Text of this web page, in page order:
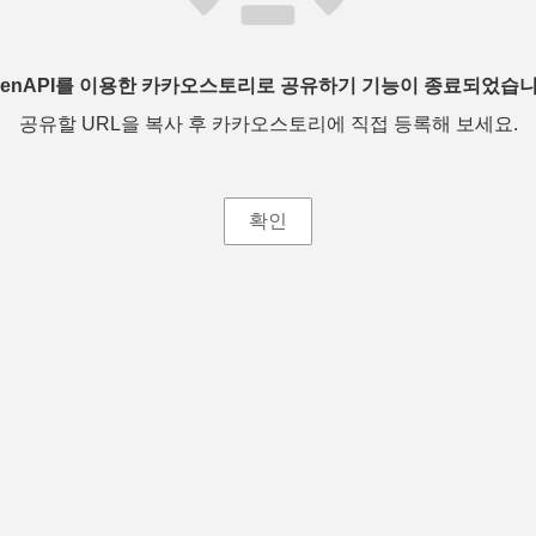
를 이용한 카카오스토리로 공유하기 기능이 종료되었습
공유할 URL을 복사 후 카카오스토리에 직접 등록해 보세요.
확인